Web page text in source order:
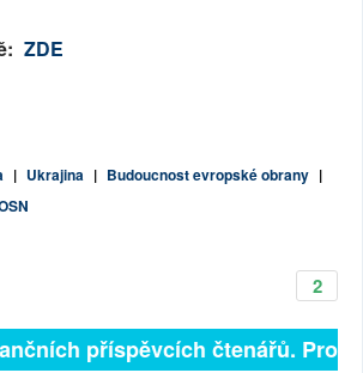
ZDE
| Ukrajina | Budoucnost evropské obrany |
2
příspěvcích čtenářů.